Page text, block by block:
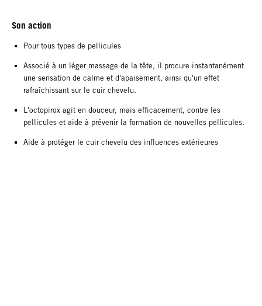
Son action
Pour tous types de pellicules
Associé à un léger massage de la tête, il procure instantanément
une sensation de calme et d'apaisement, ainsi qu'un effet
rafraîchissant sur le cuir chevelu.
L'octopirox agit en douceur, mais efficacement, contre les
pellicules et aide à prévenir la formation de nouvelles pellicules.
Aide à protéger le cuir chevelu des influences extérieures